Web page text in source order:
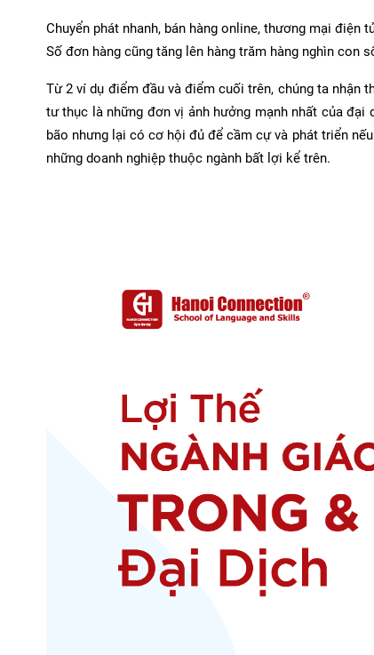
Chuyển phát nhanh, bán hàng online, thương mại
Số đơn hàng cũng tăng lên hàng trăm hàng nghìn con
Từ 2 ví dụ điểm đầu và điểm cuối trên, chúng ta nhận
tư thục là những đơn vị ảnh hưởng mạnh nhất của
bão nhưng lại có cơ hội đủ để cầm cự và phát triển
những doanh nghiệp thuộc ngành bất lợi kể trên.